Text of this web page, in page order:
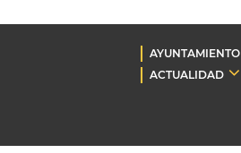
AYUNTAMIENTO
ACTUALIDAD